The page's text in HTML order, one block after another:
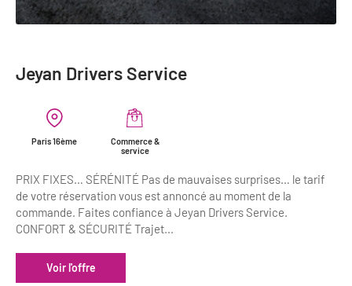
Jeyan Drivers Service
Paris 16ème
Commerce &
service
PRIX FIXES… SÉRÉNITÉ Pas de mauvaises surprises… le tarif
de votre réservation vous est annoncé au moment de la
commande. Faites confiance à Jeyan Drivers Service.
CONFORT & SÉCURITÉ Trajet...
Voir l'offre